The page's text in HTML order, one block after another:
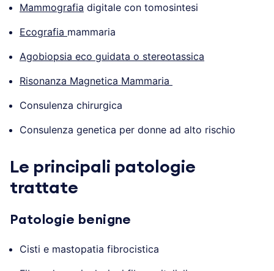
Mammografia digitale con tomosintesi
Ecografia mammaria
Agobiopsia eco guidata o stereotassica
Risonanza Magnetica Mammaria
Consulenza chirurgica
Consulenza genetica per donne ad alto rischio
Le principali patologie
trattate
Patologie benigne
Cisti e mastopatia fibrocistica